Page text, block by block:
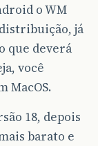
o WM
já
que deverá
você
MacOS.
18, depois
barato e